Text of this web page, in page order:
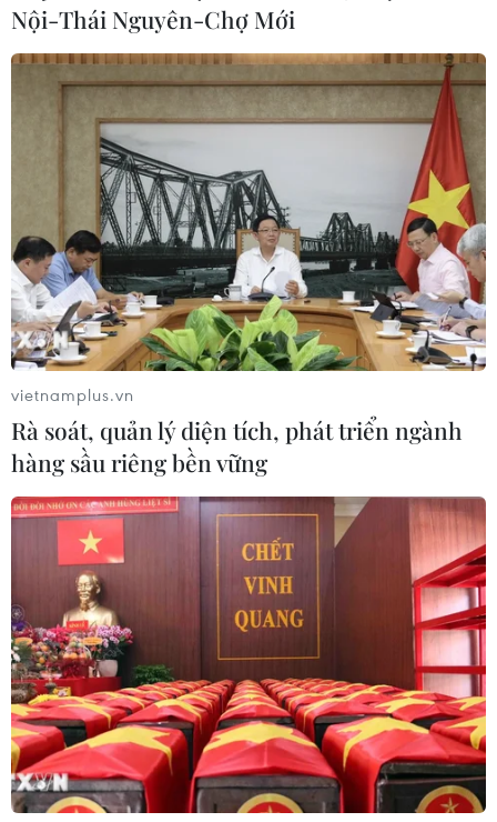
10/08/2026 12:29
Phát huy vai trò KOL, KOC trong xây dựng không
gian mạng văn minh, an toàn
10/08/2026 12:15
Quy định nguyên tắc hoạt động của Ban Chỉ đạo
Trung ương phòng, chống ma túy
10/08/2026 12:00
Nội-Thái Nguyên-Chợ Mới
vietnamplus.vn
Rà soát, quản lý diện tích, phát triển ngành
hàng sầu riêng bền vững